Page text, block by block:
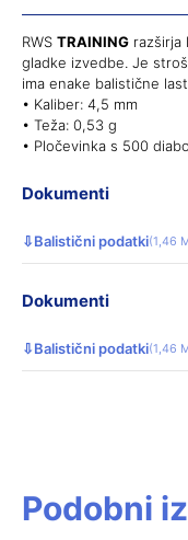
RWS TRAINING razširja
gladke izvedbe. Je
ima enake balistične
• Kaliber: 4,5 mm
• Teža: 0,53 g
• Pločevinka s 500
Dokumenti
⇩Balistični podatki(1,46
Dokumenti
⇩Balistični podatki(1,46
Podobni